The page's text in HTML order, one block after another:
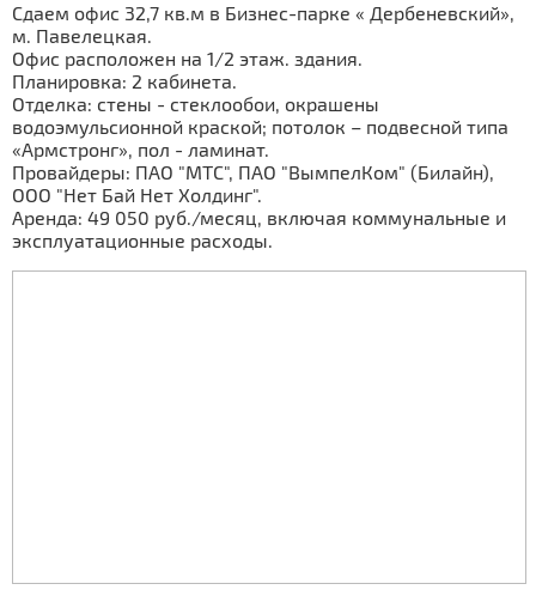
Сдаем офис 32,7 кв.м в Бизнес-парке « Дербеневский»,
м. Павелецкая.
Офис расположен на 1/2 этаж. здания.
Планировка: 2 кабинета.
Отделка: стены - стеклообои, окрашены
водоэмульсионной краской; потолок – подвесной типа
«Армстронг», пол - ламинат.
Провайдеры: ПАО "МТС", ПАО "ВымпелКом" (Билайн),
ООО "Нет Бай Нет Холдинг".
Аренда: 49 050 руб./месяц, включая коммунальные и
эксплуатационные расходы.